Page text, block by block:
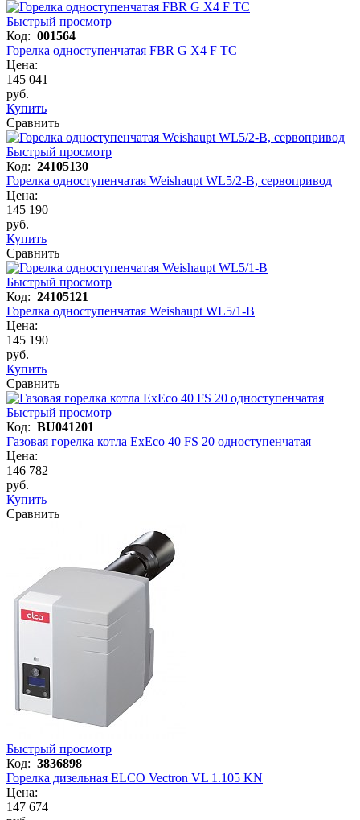
Быстрый просмотр
Код: 001564
Горелка одноступенчатая FBR G X4 F TC
Цена:
145 041
руб.
Купить
Сравнить
Быстрый просмотр
Код: 24105130
Горелка одноступенчатая Weishaupt WL5/2-B, сервопривод
Цена:
145 190
руб.
Купить
Сравнить
Быстрый просмотр
Код: 24105121
Горелка одноступенчатая Weishaupt WL5/1-B
Цена:
145 190
руб.
Купить
Сравнить
Быстрый просмотр
Код: BU041201
Газовая горелка котла ExEco 40 FS 20 одноступенчатая
Цена:
146 782
руб.
Купить
Сравнить
Быстрый просмотр
Код: 3836898
Горелка дизельная ELCO Vectron VL 1.105 KN
Цена:
147 674